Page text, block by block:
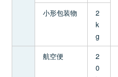
小形包装物
2
k
g
航空便
2
0